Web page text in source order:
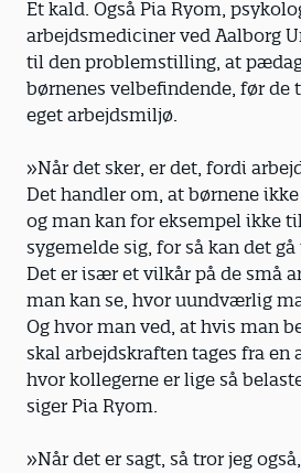
Et kald. Også Pia Ryom,
arbejdsmediciner ved Aalborg
til den problemstilling, at
børnenes velbefindende, før de
eget arbejdsmiljø.
»Når det sker, er det, fordi
Det handler om, at børnene
og man kan for eksempel ikke
sygemelde sig, for så kan det
Det er især et vilkår på de små
man kan se, hvor uundværlig
Og hvor man ved, at hvis man
skal arbejdskraften tages fra en
hvor kollegerne er lige så
siger Pia Ryom.
»Når det er sagt, så tror jeg